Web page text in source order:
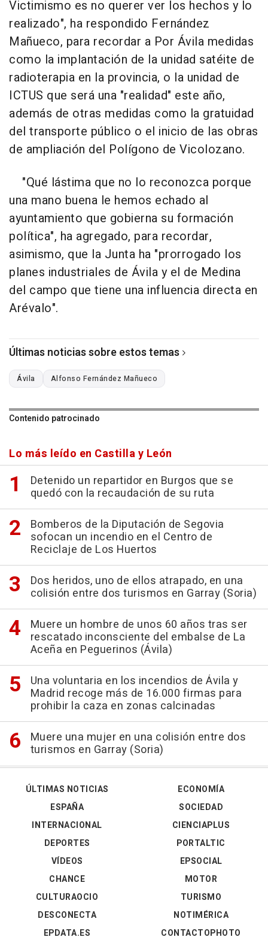
Victimismo es no querer ver los hechos y lo
realizado", ha respondido Fernández
Mañueco, para recordar a Por Ávila medidas
como la implantación de la unidad satéite de
radioterapia en la provincia, o la unidad de
ICTUS que será una "realidad" este año,
además de otras medidas como la gratuidad
del transporte público o el inicio de las obras
de ampliación del Polígono de Vicolozano.
"Qué lástima que no lo reconozca porque
una mano buena le hemos echado al
ayuntamiento que gobierna su formación
política", ha agregado, para recordar,
asimismo, que la Junta ha "prorrogado los
planes industriales de Ávila y el de Medina
del campo que tiene una influencia directa en
Arévalo".
Últimas noticias sobre estos temas
Ávila Alfonso Fernández Mañueco
Contenido patrocinado
Lo más leído en Castilla y León
Detenido un repartidor en Burgos que se
quedó con la recaudación de su ruta
Bomberos de la Diputación de Segovia
sofocan un incendio en el Centro de
Reciclaje de Los Huertos
Dos heridos, uno de ellos atrapado, en una
colisión entre dos turismos en Garray (Soria)
Muere un hombre de unos 60 años tras ser
rescatado inconsciente del embalse de La
Aceña en Peguerinos (Ávila)
Una voluntaria en los incendios de Ávila y
Madrid recoge más de 16.000 firmas para
prohibir la caza en zonas calcinadas
Muere una mujer en una colisión entre dos
turismos en Garray (Soria)
ÚLTIMAS NOTICIAS
ESPAÑA
INTERNACIONAL
DEPORTES
VÍDEOS
ECONOMÍA
SOCIEDAD
CIENCIAPLUS
PORTALTIC
EPSOCIAL
CHANCE
CULTURAOCIO
DESCONECTA
EPDATA.ES
MOTOR
TURISMO
NOTIMÉRICA
CONTACTOPHOTO